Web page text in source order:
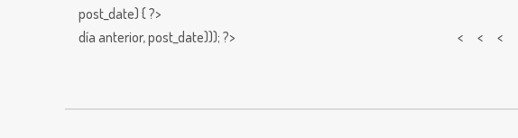
post_date) { ?>
día anterior,post_date))); ?> < < <